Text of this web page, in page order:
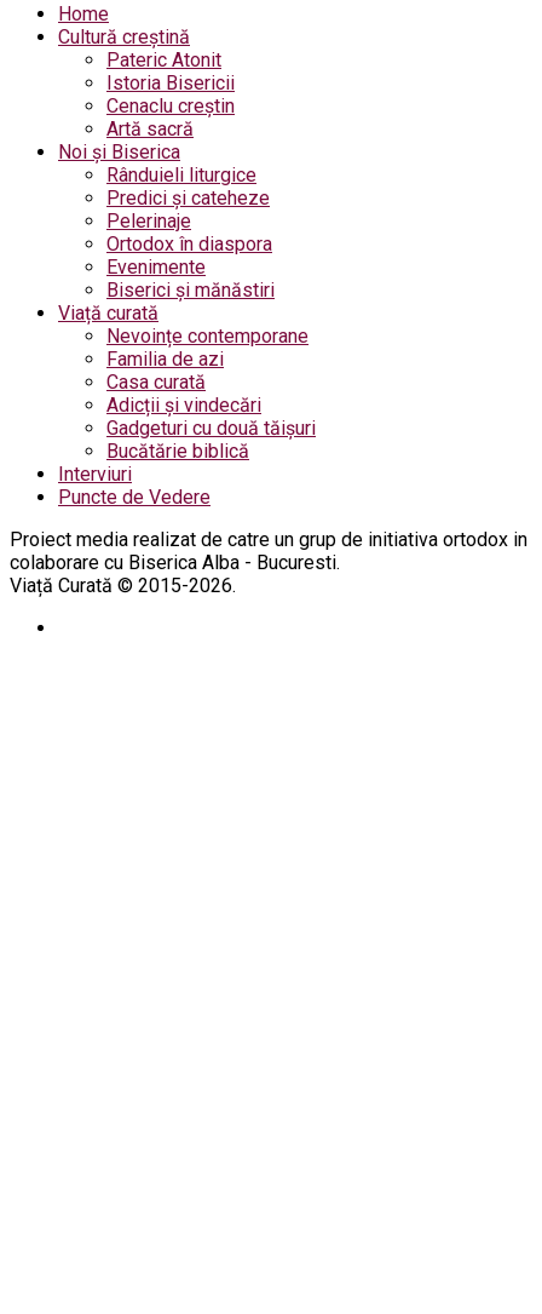
Home
Cultură creștină
Pateric Atonit
Istoria Bisericii
Cenaclu creștin
Artă sacră
Noi și Biserica
Rânduieli liturgice
Predici și cateheze
Pelerinaje
Ortodox în diaspora
Evenimente
Biserici și mănăstiri
Viață curată
Nevoințe contemporane
Familia de azi
Casa curată
Adicții și vindecări
Gadgeturi cu două tăișuri
Bucătărie biblică
Interviuri
Puncte de Vedere
Proiect media realizat de catre un grup de initiativa ortodox in
colaborare cu Biserica Alba - Bucuresti.
Viață Curată © 2015-2026.